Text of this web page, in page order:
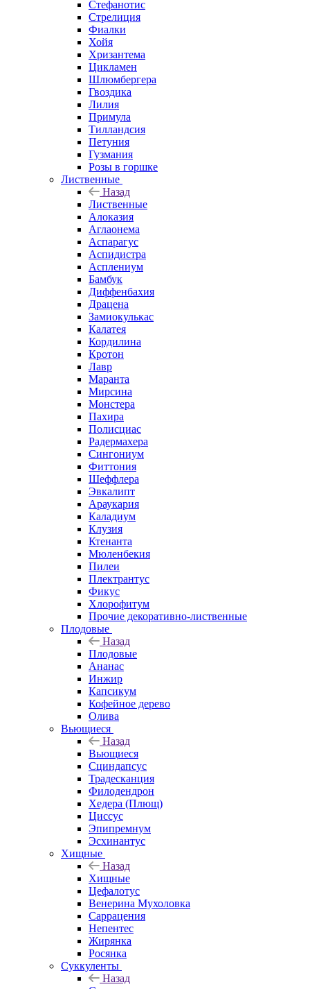
Стефанотис
Стрелиция
Фиалки
Хойя
Хризантема
Цикламен
Шлюмбергера
Гвоздика
Лилия
Примула
Тилландсия
Петуния
Гузмания
Розы в горшке
Лиственные
Назад
Лиственные
Алоказия
Аглаонема
Аспарагус
Аспидистра
Асплениум
Бамбук
Диффенбахия
Драцена
Замиокулькас
Калатея
Кордилина
Кротон
Лавр
Маранта
Мирсина
Монстера
Пахира
Полисциас
Радермахера
Сингониум
Фиттония
Шеффлера
Эвкалипт
Араукария
Каладиум
Клузия
Ктенанта
Мюленбекия
Пилеи
Плектрантус
Фикус
Хлорофитум
Прочие декоративно-лиственные
Плодовые
Назад
Плодовые
Ананас
Инжир
Капсикум
Кофейное дерево
Олива
Вьющиеся
Назад
Вьющиеся
Сциндапсус
Традесканция
Филодендрон
Хедера (Плющ)
Циссус
Эпипремнум
Эсхинантус
Хищные
Назад
Хищные
Цефалотус
Венерина Мухоловка
Саррацения
Непентес
Жирянка
Росянка
Суккуленты
Назад